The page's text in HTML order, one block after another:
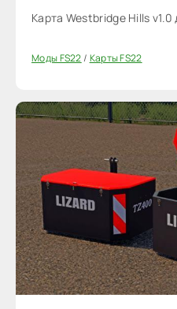
Карта Westbridge Hills
Моды FS22/ Карты FS22